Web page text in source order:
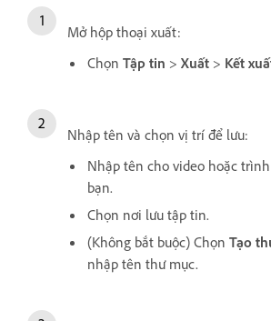
Mở hộp thoại xuất:
Chọn Tập tin > Xuất > Kết
Nhập tên và chọn vị trí để lưu:
Nhập tên cho video hoặc
bạn.
Chọn nơi lưu tập tin.
(Không bắt buộc) Chọn Tạo
nhập tên thư mục.